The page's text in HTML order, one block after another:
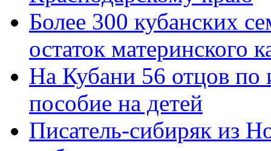
Более 300 кубанских
остаток материнского
На Кубани 56 отцов по
пособие на детей
Писатель-сибиряк из